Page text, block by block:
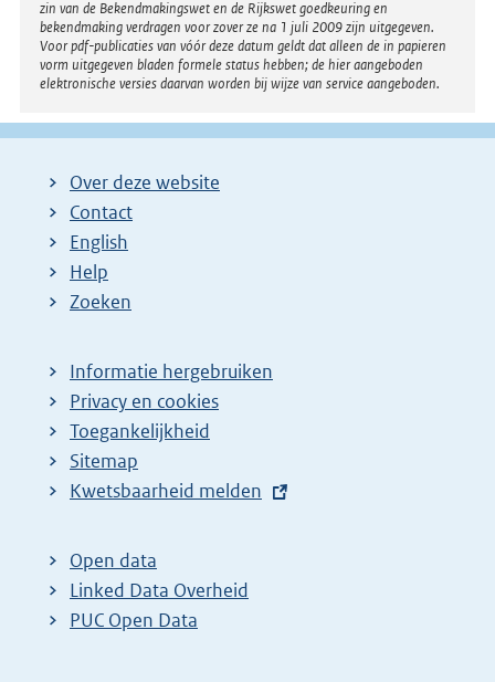
zin van de Bekendmakingswet en de Rijkswet goedkeuring en
bekendmaking verdragen voor zover ze na 1 juli 2009 zijn uitgegeven.
Voor pdf-publicaties van vóór deze datum geldt dat alleen de in papieren
vorm uitgegeven bladen formele status hebben; de hier aangeboden
elektronische versies daarvan worden bij wijze van service aangeboden.
Over deze website
Contact
English
Help
Zoeken
Informatie hergebruiken
Privacy en cookies
Toegankelijkheid
Sitemap
E
t
e
r
Kwetsbaarheid melden
Open data
Linked Data Overheid
PUC Open Data